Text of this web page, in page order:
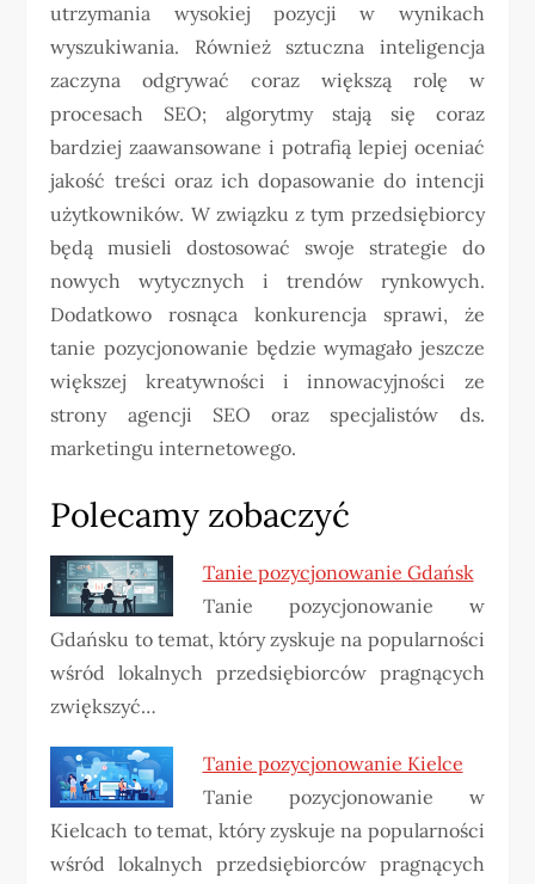
utrzymania wysokiej pozycji w wynikach
wyszukiwania. Również sztuczna inteligencja
zaczyna odgrywać coraz większą rolę w
procesach SEO; algorytmy stają się coraz
bardziej zaawansowane i potrafią lepiej oceniać
jakość treści oraz ich dopasowanie do intencji
użytkowników. W związku z tym przedsiębiorcy
będą musieli dostosować swoje strategie do
nowych wytycznych i trendów rynkowych.
Dodatkowo rosnąca konkurencja sprawi, że
tanie pozycjonowanie będzie wymagało jeszcze
większej kreatywności i innowacyjności ze
strony agencji SEO oraz specjalistów ds.
marketingu internetowego.
Polecamy zobaczyć
Tanie pozycjonowanie Gdańsk
Tanie pozycjonowanie w
Gdańsku to temat, który zyskuje na popularności
wśród lokalnych przedsiębiorców pragnących
zwiększyć…
Tanie pozycjonowanie Kielce
Tanie pozycjonowanie w
Kielcach to temat, który zyskuje na popularności
wśród lokalnych przedsiębiorców pragnących